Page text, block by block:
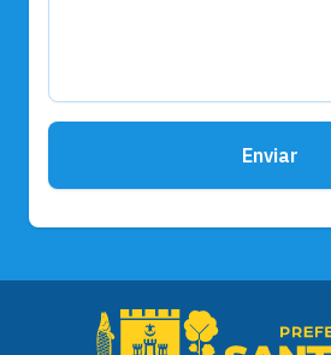
Enviar